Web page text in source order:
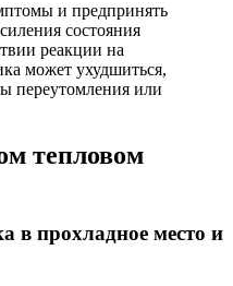
и предпринять
состояния
реакции на
может ухудшиться,
переутомления или
тепловом
в прохладное место и